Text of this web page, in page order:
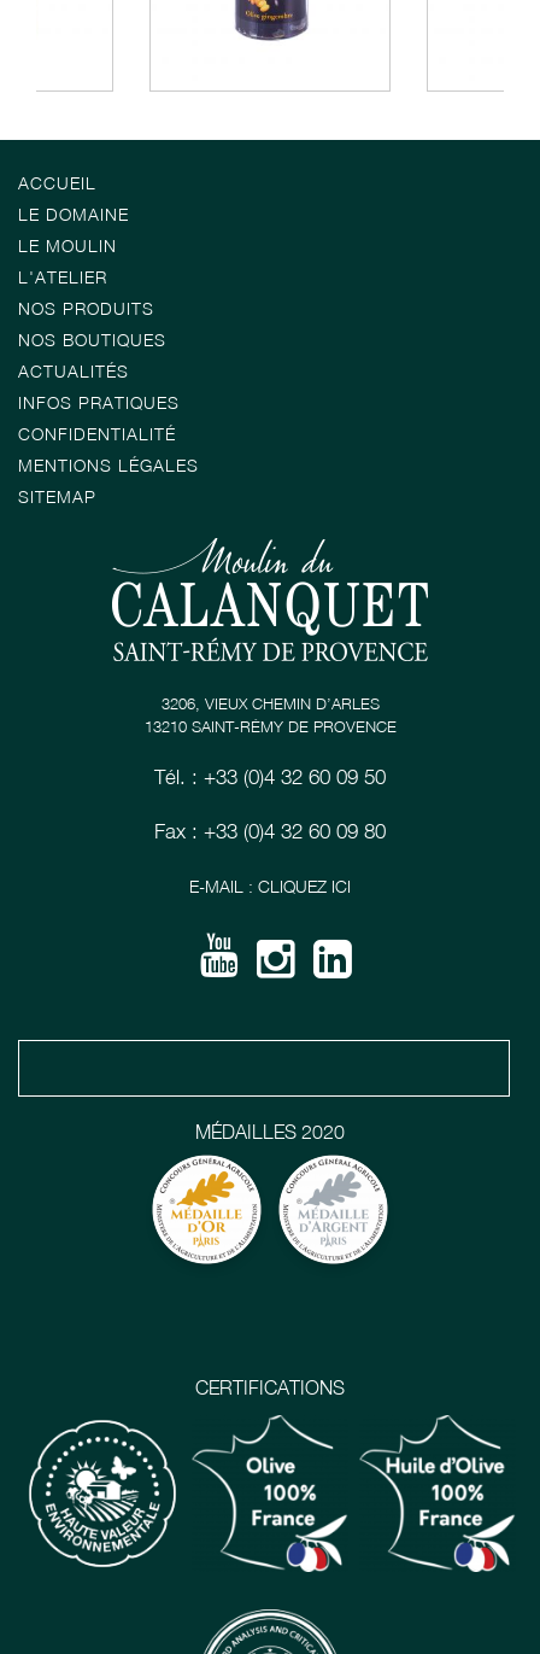
ACCUEIL
LE DOMAINE
LE MOULIN
L'ATELIER
NOS PRODUITS
NOS BOUTIQUES
ACTUALITÉS
INFOS PRATIQUES
CONFIDENTIALITÉ
MENTIONS LÉGALES
SITEMAP
CERTIFICATIONS
MÉDAILLES 2020
3206, VIEUX CHEMIN D’ARLES
13210 SAINT-RÉMY DE PROVENCE
Tél. : +33 (0)4 32 60 09 50
Fax : +33 (0)4 32 60 09 80
E-MAIL : CLIQUEZ ICI